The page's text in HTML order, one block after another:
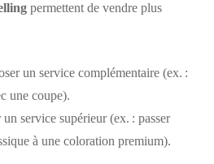
permettent de vendre plus
un service complémentaire (ex. :
une coupe).
service supérieur (ex. : passer
à une coloration premium).